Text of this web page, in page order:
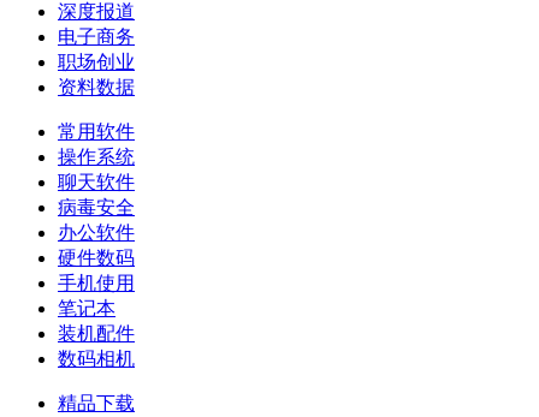
深度报道
电子商务
职场创业
资料数据
常用软件
操作系统
聊天软件
病毒安全
办公软件
硬件数码
手机使用
笔记本
装机配件
数码相机
精品下载